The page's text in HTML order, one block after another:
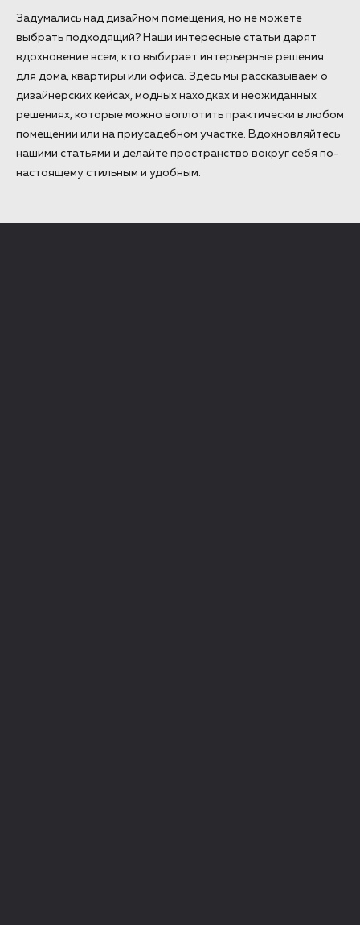
Задумались над дизайном помещения, но не можете
выбрать подходящий? Наши интересные статьи дарят
вдохновение всем, кто выбирает интерьерные решения
для дома, квартиры или офиса. Здесь мы рассказываем о
дизайнерских кейсах, модных находках и неожиданных
решениях, которые можно воплотить практически в любом
помещении или на приусадебном участке. Вдохновляйтесь
нашими статьями и делайте пространство вокруг себя по-
настоящему стильным и удобным.